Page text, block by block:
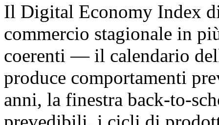
Il Digital Economy Index
commercio stagionale in
coerenti — il calendario
produce comportamenti
anni, la finestra back-to-